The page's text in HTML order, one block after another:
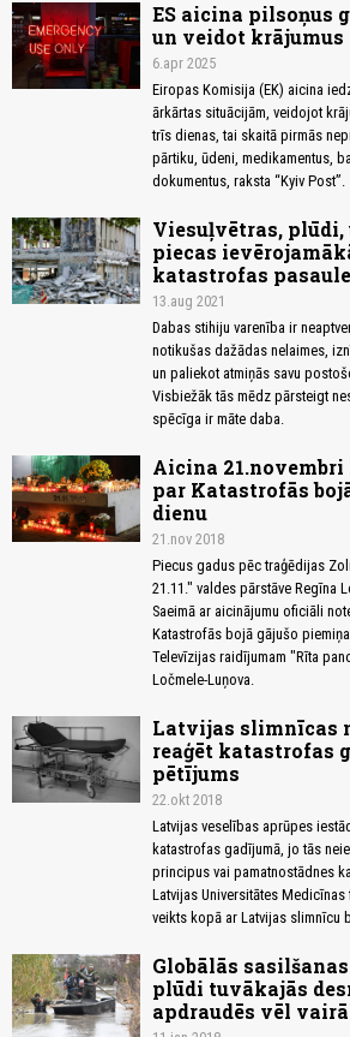
ES aicina pilsoņus
un veidot krājumus
6.apr 2025
Eiropas Komisija (EK) aicina
ārkārtas situācijām, veidojot
trīs dienas, tai skaitā pirmās
pārtiku, ūdeni, medikamentus,
dokumentus, raksta “Kyiv Post”.
Viesuļvētras, plūdi,
piecas
katastrofas
13.aug 2021
Dabas stihiju varenība ir
notikušas dažādas nelaimes,
un paliekot atmiņās savu
Visbiežāk tās mēdz pārsteigt
spēcīga ir māte daba.
Aicina
par Katastrofās
dienu
21.nov 2018
Piecus gadus pēc traģēdijas
21.11." valdes pārstāve Regīna
Saeimā ar aicinājumu oficiāli
Katastrofās bojā gājušo
Televīzijas raidījumam "Rīta
Ločmele-Luņova.
Latvijas slimnīcas
reaģēt katastrofas
pētījums
22.okt 2018
Latvijas veselības aprūpes
katastrofas gadījumā, jo tās
principus vai pamatnostādnes
Latvijas Universitātes
veikts kopā ar Latvijas slimnīcu
Globālās
plūdi tuvākajās
apdraudēs vēl